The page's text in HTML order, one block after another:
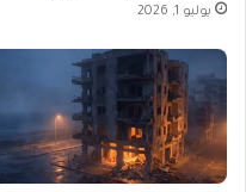
يوليو 1, 2026